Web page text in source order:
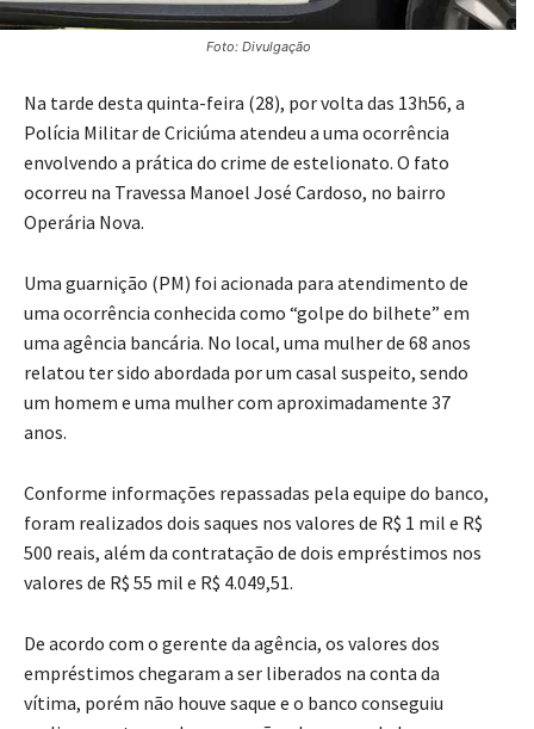
Foto: Divulgação
Na tarde desta quinta-feira (28), por volta das 13h56, a
Polícia Militar de Criciúma atendeu a uma ocorrência
envolvendo a prática do crime de estelionato. O fato
ocorreu na Travessa Manoel José Cardoso, no bairro
Operária Nova.
Uma guarnição (PM) foi acionada para atendimento de
uma ocorrência conhecida como “golpe do bilhete” em
uma agência bancária. No local, uma mulher de 68 anos
relatou ter sido abordada por um casal suspeito, sendo
um homem e uma mulher com aproximadamente 37
anos.
Conforme informações repassadas pela equipe do banco,
foram realizados dois saques nos valores de R$ 1 mil e R$
500 reais, além da contratação de dois empréstimos nos
valores de R$ 55 mil e R$ 4.049,51.
De acordo com o gerente da agência, os valores dos
empréstimos chegaram a ser liberados na conta da
vítima, porém não houve saque e o banco conseguiu